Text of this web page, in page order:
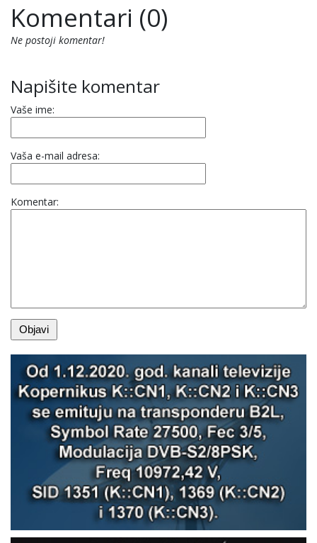
Komentari (0)
Ne postoji komentar!
Napišite komentar
Vaše ime:
Vaša e-mail adresa:
Komentar: